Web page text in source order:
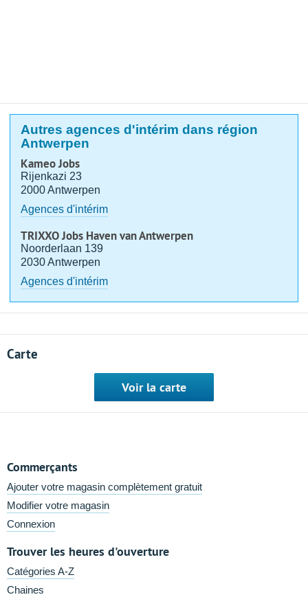
Autres agences d'intérim dans région
Antwerpen
Kameo Jobs
Rijenkazi 23
2000 Antwerpen
Agences d'intérim
TRIXXO Jobs Haven van Antwerpen
Noorderlaan 139
2030 Antwerpen
Agences d'intérim
Carte
Voir la carte
Commerçants
Ajouter votre magasin complètement gratuit
Modifier votre magasin
Connexion
Trouver les heures d'ouverture
Catégories A-Z
Chaines